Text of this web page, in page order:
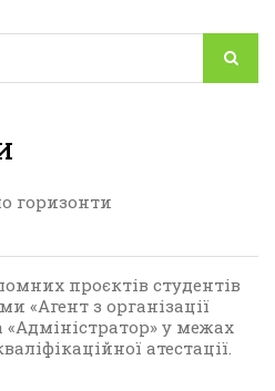
горизонти
проєктів студентів
«Агент з організації
«Адміністратор» у межах
атестації.